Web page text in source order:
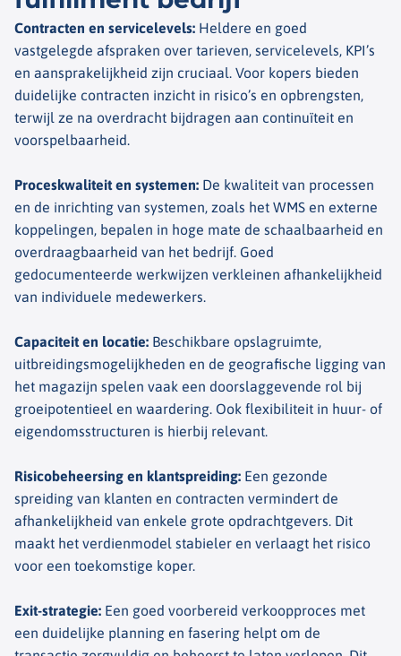
Contracten en servicelevels: Heldere en goed
vastgelegde afspraken over tarieven, servicelevels, KPI’s
en aansprakelijkheid zijn cruciaal. Voor kopers bieden
duidelijke contracten inzicht in risico’s en opbrengsten,
terwijl ze na overdracht bijdragen aan continuïteit en
voorspelbaarheid.
Proceskwaliteit en systemen: De kwaliteit van processen
en de inrichting van systemen, zoals het WMS en externe
koppelingen, bepalen in hoge mate de schaalbaarheid en
overdraagbaarheid van het bedrijf. Goed
gedocumenteerde werkwijzen verkleinen afhankelijkheid
van individuele medewerkers.
Capaciteit en locatie: Beschikbare opslagruimte,
uitbreidingsmogelijkheden en de geografische ligging van
het magazijn spelen vaak een doorslaggevende rol bij
groeipotentieel en waardering. Ook flexibiliteit in huur- of
eigendomsstructuren is hierbij relevant.
Risicobeheersing en klantspreiding: Een gezonde
spreiding van klanten en contracten vermindert de
afhankelijkheid van enkele grote opdrachtgevers. Dit
maakt het verdienmodel stabieler en verlaagt het risico
voor een toekomstige koper.
Exit-strategie: Een goed voorbereid verkoopproces met
een duidelijke planning en fasering helpt om de